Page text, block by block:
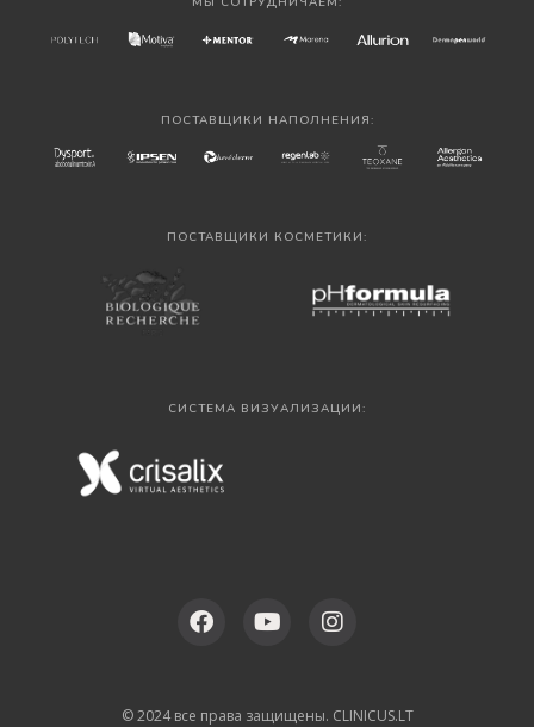
ПОСТАВЩИКИ НАПОЛНЕНИЯ:
ПОСТАВЩИКИ КОСМЕТИКИ:
СИСТЕМА ВИЗУАЛИЗАЦИИ:
© 2024 все права защищены. CLINICUS.LT